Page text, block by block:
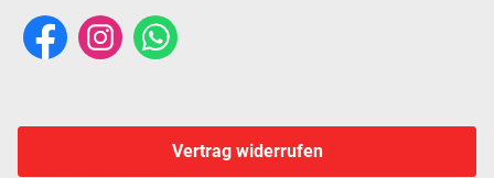
Vertrag widerrufen